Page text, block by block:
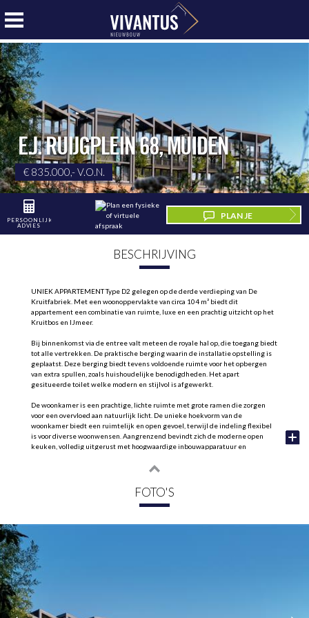
PERSOONLIJK
ADVIES
PLAN JE
E.J. RUIJGPLEIN 68,MUIDEN
€ 835.000,- V.O.N.
BESCHRIJVING
UNIEK APPARTEMENT Type D2 gelegen op de derde verdieping van De
Kruitfabriek. Met een woonoppervlakte van circa 104 m² biedt dit
appartement een combinatie van ruimte, luxe en een prachtig uitzicht op het
Kruitbos en IJmeer.
Bij binnenkomst via de entree valt meteen de royale hal op, die toegang biedt
tot alle vertrekken. De praktische berging waarin de installatie opstelling is
geplaatst. Deze berging biedt tevens voldoende ruimte voor het opbergen
van extra spullen, zoals huishoudelijke benodigdheden. Het apart
gesitueerde toilet welke modern en stijlvol is afgewerkt.
De woonkamer is een prachtige, lichte ruimte met grote ramen die zorgen
voor een overvloed aan natuurlijk licht. De unieke hoekvorm van de
woonkamer biedt een ruimtelijk en open gevoel, terwijl de indeling flexibel
is voor diverse woonwensen. Aangrenzend bevindt zich de moderne open
keuken, volledig uitgerust met hoogwaardige inbouwapparatuur en
is royaal en biedt meer dan voldoende ruimte voor een tweepersoonsbed en
grote kasten. De tweede slaapkamer is flexibel inzetbaar als logeer-, kinder-
of werkkamer, afhankelijk van jouw behoeften. Beide kamers hebben grote
De badkamer is luxe en ruim, voorzien van een dubbele wastafel, een
inloopdouche en een moderne uitstraling. De hoogwaardige afwerking en
slimme indeling maken dit een prachtige badkamer.
Het balkon, gelegen op het westen, is een echte eyecatcher. Met een ruim
oppervlak biedt het een ideale plek om te ontspannen en te genieten van het
uitzicht en de frisse lucht. Het balkon is groot genoeg voor een comfortabele
zit- of eethoek, perfect voor lange zomeravonden.
FOTO'S